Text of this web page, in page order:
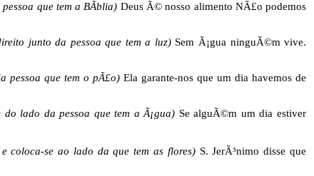
que tem a BÃ­blia) Deus Ã© nosso alimento NÃ£o podemos
junto da pessoa que tem a luz) Sem Ã¡gua ninguÃ©m vive.
pessoa que tem o pÃ£o) Ela garante-nos que um dia havemos de
lado da pessoa que tem a Ã¡gua) Se alguÃ©m um dia estiver
coloca-se ao lado da que tem as flores) S. JerÃ³nimo disse que